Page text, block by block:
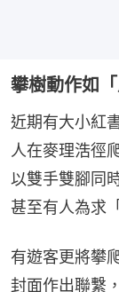
攀樹動作如
近期有大小紅
人在麥理浩徑
以雙手雙腳同
甚至有人為求
有遊客更將攀
封面作出聯繫